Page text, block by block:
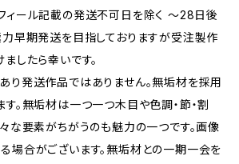
ィール記載の発送不可日を除く ～28日後
力早期発送を目指しておりますが受注製作
したら幸いです。
り発送作品ではありません。無垢材を採用
す。無垢材は一つ一つ木目や色調・節・割
々な要素がちがうのも魅力の一つです。画像
場合がございます。無垢材との一期一会を